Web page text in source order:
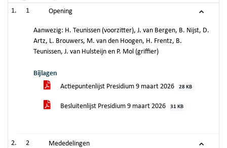
1 Opening
Aanwezig: H. Teunissen (voorzitter), J. van Bergen, B. Nijst, D.
Artz, L. Brouwers, M. van den Hoogen, H. Frentz, B.
Teunissen, J. van Hulsteijn en P. Mol (griffier)
Bijlagen
Actiepuntenlijst Presidium 9 maart 2026
28 KB
Besluitenlijst Presidium 9 maart 2026 31 KB
2 Mededelingen